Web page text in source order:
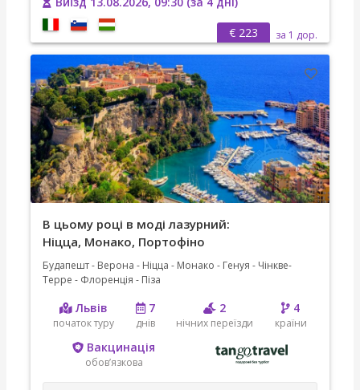
€ 223
за 1 дор.
В цьому році в моді лазурний:
Ніцца, Монако, Портофіно
Будапешт - Верона - Ніцца - Монако - Генуя - Чінкве-
Терре - Флоренція - Піза
Львів
початок туру
7
днів
2
нічних переїзди
4
країни
Вакцинація
обов’язкова